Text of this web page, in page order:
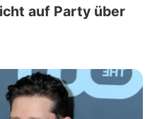
auf Party über